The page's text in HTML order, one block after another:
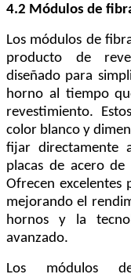
4.2 Módulos de
Los módulos de
producto de
diseñado para
horno al tiempo
revestimiento.
color blanco y
fijar directamente
placas de acero de
Ofrecen excelentes
mejorando el
hornos y la
avanzado.
Los módulos